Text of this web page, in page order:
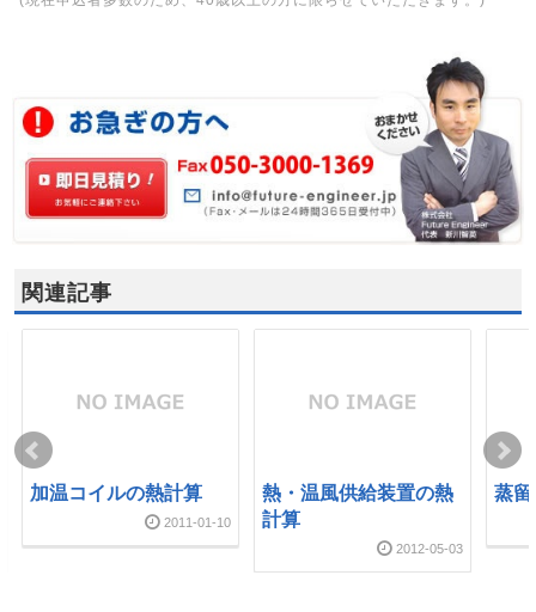
関連記事
加温コイルの熱計算
2011-01-10
熱・温風供給装置の熱
計算
2012-05-03
蒸